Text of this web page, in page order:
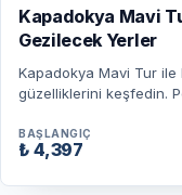
Kapadokya Mavi
Gezilecek Yerler
Kapadokya Mavi Tur
güzelliklerini keşfedin.
BAŞLANGIÇ
₺ 4,397